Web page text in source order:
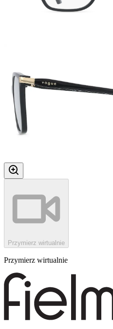
Przymierz wirtualnie
Przymierz wirtualnie